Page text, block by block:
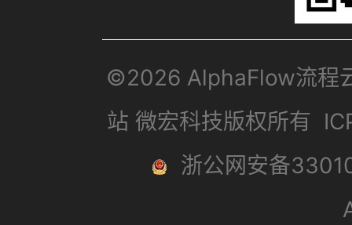
©2026 AlphaFlow流程
站 微宏科技版权所有
浙公网安备